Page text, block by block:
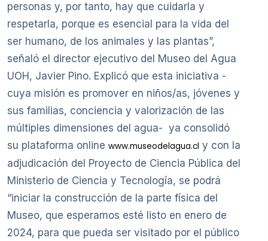
personas y, por tanto, hay que cuidarla y
respetarla, porque es esencial para la vida del
ser humano, de los animales y las plantas”,
señaló el director ejecutivo del Museo del Agua
UOH, Javier Pino. Explicó que esta iniciativa -
cuya misión es promover en niños/as, jóvenes y
sus familias, conciencia y valorización de las
múltiples dimensiones del agua- ya consolidó
su plataforma online www.museodelagua.cl y con la
adjudicación del Proyecto de Ciencia Pública del
Ministerio de Ciencia y Tecnología, se podrá
“iniciar la construcción de la parte física del
Museo, que esperamos esté listo en enero de
2024, para que pueda ser visitado por el público